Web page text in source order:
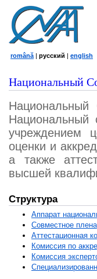
română | русский | english
Национальный
Национальный
учреждением
оценки и
а также
высшей
Структура
Аппарат
Совместное
Аттестационная
Комиссия по
Комиссия